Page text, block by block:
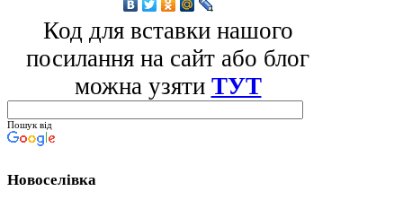
Код для вставки нашого
посилання на сайт або блог
можна узяти ТУТ
Пошук від
Новоселівка